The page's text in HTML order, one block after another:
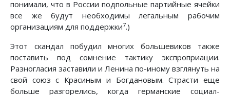
понимали, что в России подпольные партийные ячейки
все же будут необходимы легальным рабочим
организациям для поддержки7.)
Этот скандал побудил многих большевиков также
поставить под сомнение тактику экспроприации.
Разногласия заставили и Ленина по-иному взглянуть на
свой союз с Красиным и Богдановым. Страсти еще
больше разгорелись, когда германские социал-